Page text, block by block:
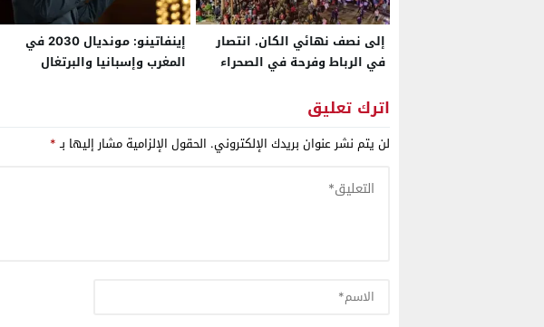
إلى نصف نهائي الكان. انتصار
في الرباط وفرحة في الصحراء
إينفاتينو: مونديال 2030 في
المغرب وإسبانيا والبرتغال
اترك تعليق
لن يتم نشر عنوان بريدك الإلكتروني. الحقول الإلزامية مشار إليها بـ*